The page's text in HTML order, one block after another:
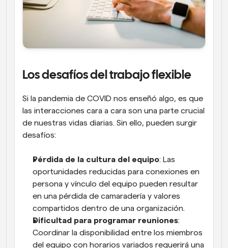
Los desafíos del trabajo flexible
Si la pandemia de COVID nos enseñó algo, es que
las interacciones cara a cara son una parte crucial
de nuestras vidas diarias. Sin ello, pueden surgir
desafíos:
Pérdida de la cultura del equipo: Las
oportunidades reducidas para conexiones en
persona y vínculo del equipo pueden resultar
en una pérdida de camaradería y valores
compartidos dentro de una organización.
Dificultad para programar reuniones:
Coordinar la disponibilidad entre los miembros
del equipo con horarios variados requerirá una